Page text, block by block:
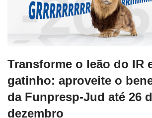
Transforme o leão do IR
gatinho: aproveite o
da Funpresp-Jud até 26
dezembro